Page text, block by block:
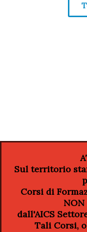
Sul territorio
Corsi di
NON
dall'AICS
Tali Corsi,